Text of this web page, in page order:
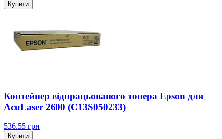
Купити
Контейнер відпрацьованого тонера Epson для
AcuLaser 2600 (C13S050233)
536.55 грн
Купити